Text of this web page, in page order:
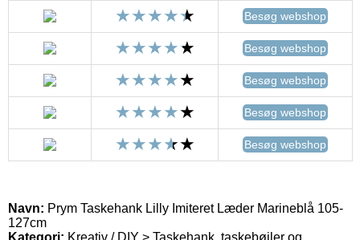
Besøg webshop
Besøg webshop
Besøg webshop
Besøg webshop
Besøg webshop
Navn: Prym Taskehank Lilly Imiteret Læder Marineblå 105-
127cm
Kategori: Kreativ / DIY > Taskehank, taskebøjler og